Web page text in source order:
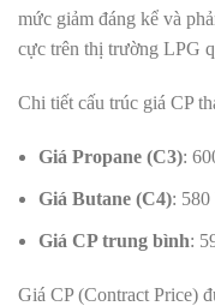
mức giảm đáng kể và
cực trên thị trường LPG
Chi tiết cấu trúc giá CP
Giá Propane (C3):
Giá Butane (C4):
Giá CP trung bình:
Giá CP (Contract Price)